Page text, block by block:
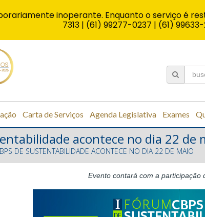
Carta de Serviços Agenda Legislativa Exames
acontece no dia 22 de
DE SUSTENTABILIDADE ACONTECE NO DIA 22 DE MAIO
Evento contará com a participação
inoperante. Enquanto o serviço é
7313 | (61) 99277-0237 | (61)